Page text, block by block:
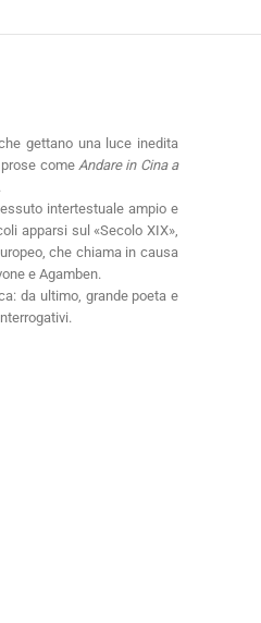
gettano una luce inedita
come Andare in Cina a
intertestuale ampio e
apparsi sul «Secolo XIX»,
che chiama in causa
e Agamben.
da ultimo, grande poeta e